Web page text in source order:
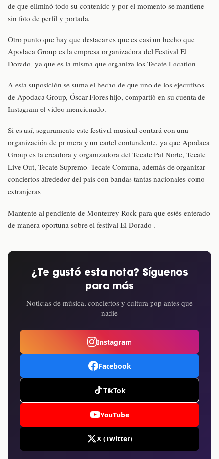
de que eliminó todo su contenido y por el momento se mantiene
sin foto de perfil y portada.
Otro punto que hay que destacar es que es casi un hecho que
Apodaca Group es la empresa organizadora del Festival El
Dorado, ya que es la misma que organiza los Tecate Location.
A esta suposición se suma el hecho de que uno de los ejecutivos
de Apodaca Group, Óscar Flores hijo, compartió en su cuenta de
Instagram el video mencionado.
Si es así, seguramente este festival musical contará con una
organización de primera y un cartel contundente, ya que Apodaca
Group es la creadora y organizadora del Tecate Pal Norte, Tecate
Live Out, Tecate Supremo, Tecate Comuna, además de organizar
conciertos alrededor del país con bandas tantas nacionales como
extranjeras
Mantente al pendiente de Monterrey Rock para que estés enterado
de manera oportuna sobre el festival El Dorado .
¿Te gustó esta nota? Síguenos
para más
Noticias de música, conciertos y cultura pop antes que
nadie
Instagram
Facebook
TikTok
YouTube
X (Twitter)